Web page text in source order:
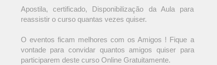
Apostila, certificado, Disponibilização da Aula para
reassistir o curso quantas vezes quiser.
O eventos ficam melhores com os Amigos ! Fique a
vontade para convidar quantos amigos quiser para
participarem deste curso Online Gratuitamente.